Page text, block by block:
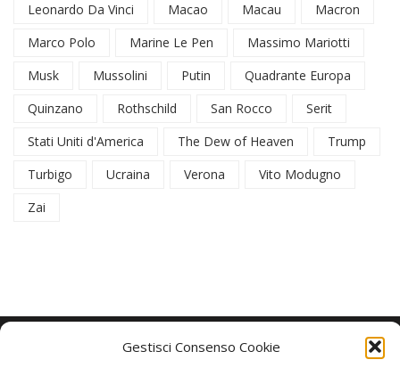
Gestisci Consenso Cookie
Leonardo Da Vinci
Macao Macau
Macron
Marco Polo
Marine Le Pen
Massimo Mariotti
Musk
Mussolini Putin
Quadrante Europa
Quinzano
Rothschild San Rocco
Serit
Stati Uniti d'America
The Dew of Heaven
Trump
Turbigo
Ucraina Verona
Vito Modugno
Zai